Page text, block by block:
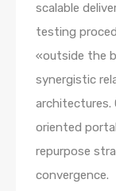
scalable
testing
«outside the
synergistic
architectures.
oriented
repurpose
convergence.